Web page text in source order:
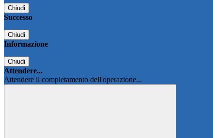
Chiudi
Successo
Chiudi
Informazione
Chiudi
Attendere...
Attendere il completamento dell'operazione...